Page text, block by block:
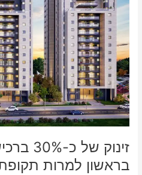
זינוק
בראשון למרות
פנטהאוזים
בראשון
למרות
תקופת
הקורונה